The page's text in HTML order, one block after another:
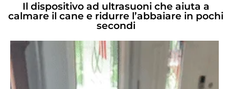
Il dispositivo ad ultrasuoni che aiuta a
calmare il cane e ridurre l’abbaiare in pochi
secondi